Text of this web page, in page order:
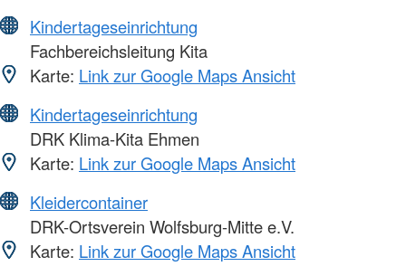
Kindertageseinrichtung
Fachbereichsleitung Kita
Karte: Link zur Google Maps Ansicht
Kindertageseinrichtung
DRK Klima-Kita Ehmen
Karte: Link zur Google Maps Ansicht
Kleidercontainer
DRK-Ortsverein Wolfsburg-Mitte e.V.
Karte: Link zur Google Maps Ansicht